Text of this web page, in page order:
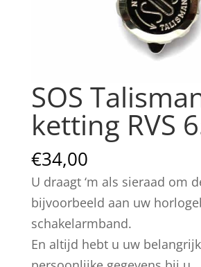
SOS
ketting RVS
€34,00
U draagt ‘m als sieraad om
bijvoorbeeld aan uw
schakelarmband.
En altijd hebt u uw